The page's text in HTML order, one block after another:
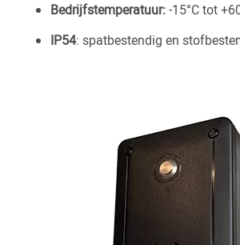
Bedrijfstemperatuur:-15°C tot
IP54: spatbestendig en